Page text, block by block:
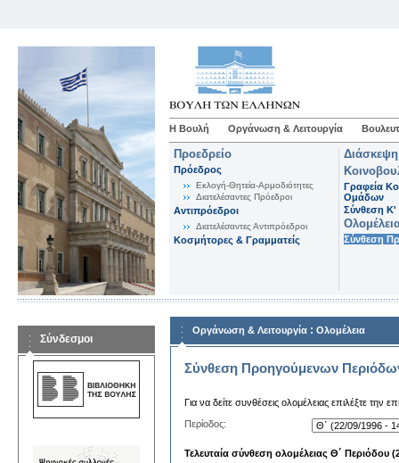
Η Βουλή Οργάνωση & Λειτουργία
Προεδρείο
Πρόεδρος
Εκλογή-Θητεία-Αρμοδιότητες
Διατελέσαντες Πρόεδροι
Αντιπρόεδροι
Διατελέσαντες Αντιπρόεδροι
Κοσμήτορες & Γραμματείς
Γραφεία
Ομάδων
Σύνθεση K'
Σύνθεση
Σύνδεσμοι
Οργάνωση & Λειτουργία : Ολομέλεια
Σύνθεση Προηγούμενων
Για να δείτε συνθέσεις ολομέλειας επιλέξτε την
Περίοδος:
Τελευταία σύνθεση ολομέλειας Θ΄ Περιόδου